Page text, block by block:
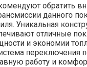
обратить
данного
Уникальная
отличные
и экономии
переключения
работу и